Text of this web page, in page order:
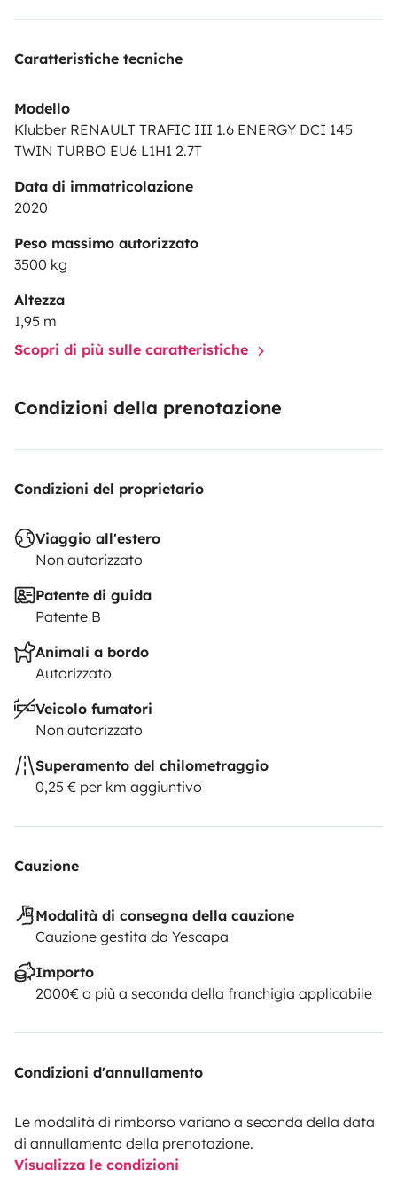
Option(s) à régler au départ :
Siège enfant et/ou réhausseur : 5€ / siège pour la
durée de la location
Caratteristiche tecniche
Modello
Klubber RENAULT TRAFIC III 1.6 ENERGY DCI 145
TWIN TURBO EU6 L1H1 2.7T
Data di immatricolazione
2020
Peso massimo autorizzato
3500 kg
Altezza
1,95 m
Scopri di più sulle caratteristiche
Condizioni della prenotazione
Condizioni del proprietario
Viaggio all'estero
Non autorizzato
Patente di guida
Patente B
Animali a bordo
Autorizzato
Veicolo fumatori
Non autorizzato
Superamento del chilometraggio
0,25 € per km aggiuntivo
Cauzione
Modalità di consegna della cauzione
Cauzione gestita da Yescapa
Importo
2000€ o più a seconda della franchigia applicabile
Condizioni d'annullamento
Le modalità di rimborso variano a seconda della data
di annullamento della prenotazione.
Visualizza le condizioni